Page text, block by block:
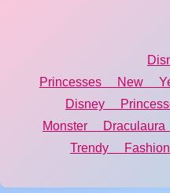
Princesses
Disney
Monster
Trendy